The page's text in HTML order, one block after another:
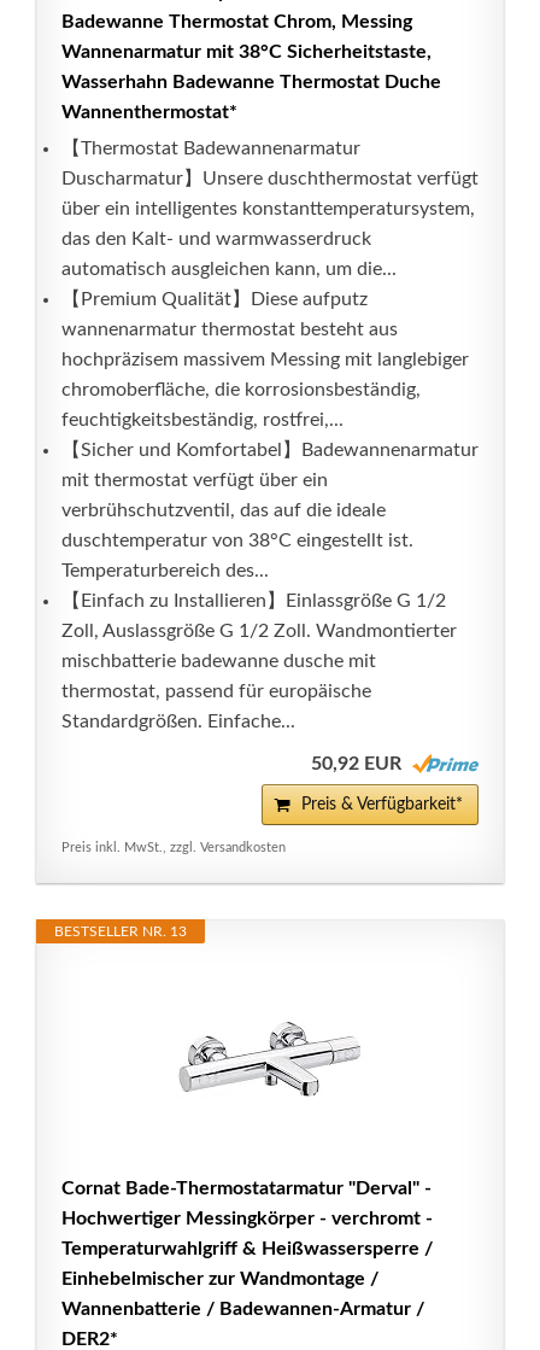
Badewanne Thermostat Chrom, Messing
Wannenarmatur mit 38°C Sicherheitstaste,
Wasserhahn Badewanne Thermostat Duche
Wannenthermostat*
【Thermostat Badewannenarmatur
Duscharmatur】Unsere duschthermostat verfügt
über ein intelligentes konstanttemperatursystem,
das den Kalt- und warmwasserdruck
automatisch ausgleichen kann, um die...
【Premium Qualität】Diese aufputz
wannenarmatur thermostat besteht aus
hochpräzisem massivem Messing mit langlebiger
chromoberfläche, die korrosionsbeständig,
feuchtigkeitsbeständig, rostfrei,...
【Sicher und Komfortabel】Badewannenarmatur
mit thermostat verfügt über ein
verbrühschutzventil, das auf die ideale
duschtemperatur von 38°C eingestellt ist.
Temperaturbereich des...
【Einfach zu Installieren】Einlassgröße G 1/2
Zoll, Auslassgröße G 1/2 Zoll. Wandmontierter
mischbatterie badewanne dusche mit
thermostat, passend für europäische
Standardgrößen. Einfache...
50,92 EUR
Preis & Verfügbarkeit*
Preis inkl. MwSt., zzgl. Versandkosten
BESTSELLER NR. 13
Cornat Bade-Thermostatarmatur "Derval" -
Hochwertiger Messingkörper - verchromt -
Temperaturwahlgriff & Heißwassersperre /
Einhebelmischer zur Wandmontage /
Wannenbatterie / Badewannen-Armatur /
DER2*